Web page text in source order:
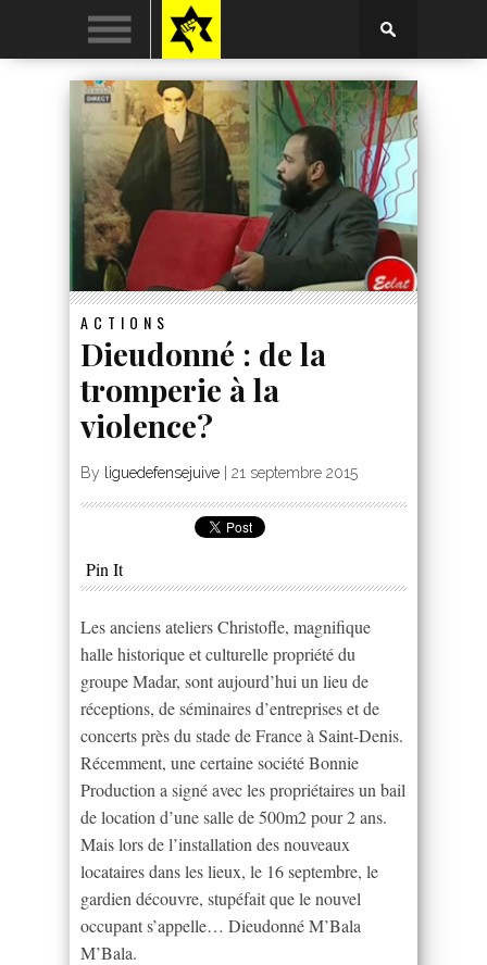
ACTIONS
Dieudonné : de la
tromperie à la
violence?
By liguedefensejuive 21 septembre 2015
Pin It
Les anciens ateliers Christofle, magnifique
halle historique et culturelle propriété du
groupe Madar, sont aujourd’hui un lieu de
réceptions, de séminaires d’entreprises et de
concerts près du stade de France à Saint-Denis.
Récemment, une certaine société Bonnie
Production a signé avec les propriétaires un bail
de location d’une salle de 500m2 pour 2 ans.
Mais lors de l’installation des nouveaux
locataires dans les lieux, le 16 septembre, le
gardien découvre, stupéfait que le nouvel
occupant s’appelle… Dieudonné M’Bala
M’Bala.